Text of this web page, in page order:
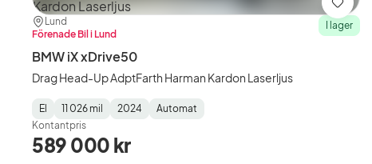
Plats:
Lund
Återförsäljare:
Förenade Bil i Lund
I lager
BMW iX xDrive50
Drag Head-Up AdptFarth Harman Kardon Laserljus
Fuel
Type:
El
Mätarställning :
11 026 mil
Model
Year:
2024
Gearbox
Type:
Automat
Kontantpris
589 000 kr
Spara